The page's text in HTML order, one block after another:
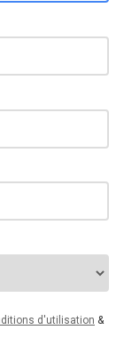
d'utilisation &